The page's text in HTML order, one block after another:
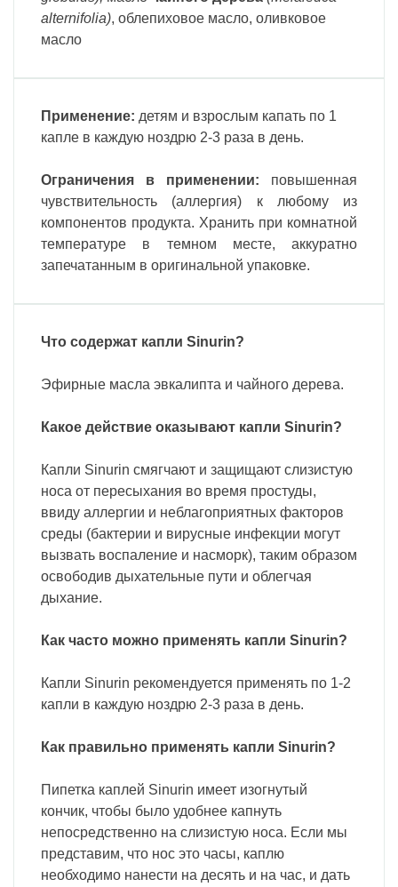
alternifolia), облепиховое масло, oливковое
масло
Применение: детям и взрослым капать по 1
капле в каждую ноздрю 2-3 раза в день.
Ограничения в применении: повышенная
чувствительность (аллергия) к любому из
компонентов продукта. Хранить при комнатной
температуре в темном месте, аккуратно
запечатанным в оригинальной упаковке.
Что содержат капли Sinurin?
Эфирные масла эвкалипта и чайного дерева.
Какое действие оказывают капли Sinurin?
Капли Sinurin смягчают и защищают слизистую
носа от пересыхания во время простуды,
ввиду аллергии и неблагоприятных факторов
среды (бактерии и вирусные инфекции могут
вызвать воспаление и насморк), таким образом
освободив дыхательные пути и облегчая
дыхание.
Как часто можно применять капли Sinurin?
Капли Sinurin рекомендуется применять по 1-2
капли в каждую ноздрю 2-3 раза в день.
Как правильно применять капли Sinurin?
Пипетка каплей Sinurin имеет изогнутый
кончик, чтобы было удобнее капнуть
непосредственно на слизистую носа. Если мы
представим, что нос это часы, каплю
необходимо нанести на десять и на час, и дать